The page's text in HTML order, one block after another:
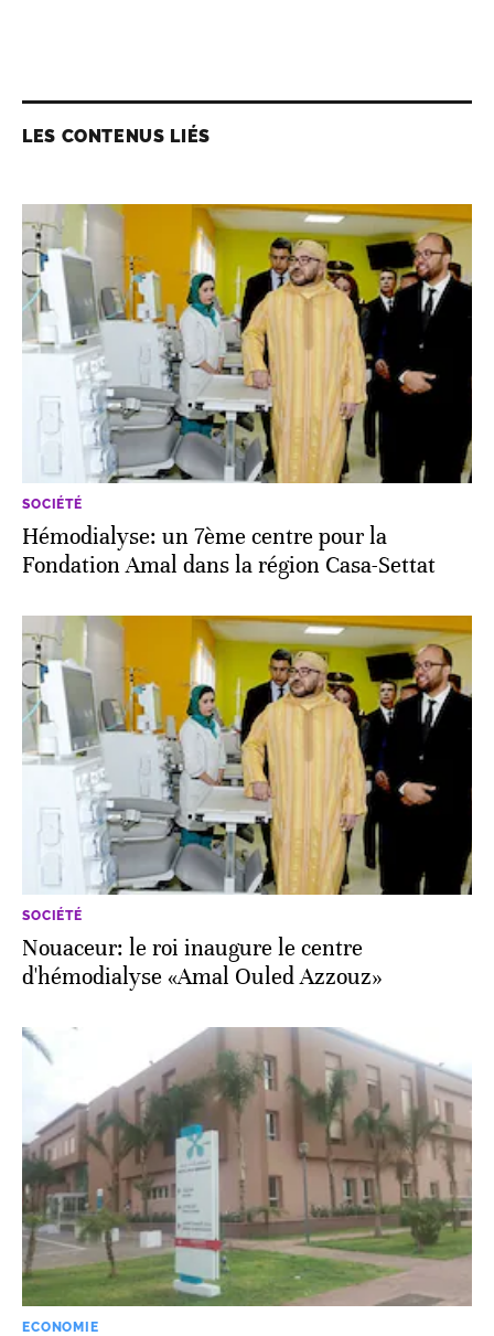
LES CONTENUS LIÉS
SOCIÉTÉ
Hémodialyse: un 7ème centre pour la
Fondation Amal dans la région Casa-Settat
SOCIÉTÉ
Nouaceur: le roi inaugure le centre
d'hémodialyse «Amal Ouled Azzouz»
ECONOMIE